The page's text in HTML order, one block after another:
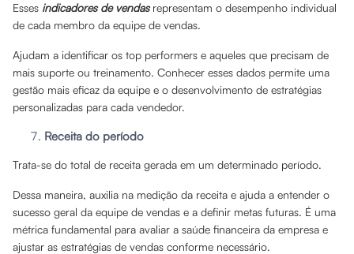
Esses indicadores de vendasrepresentam o desempenho individual
de cada membro da equipe de vendas.
Ajudam a identificar os top performers e aqueles que precisam de
mais suporte ou treinamento. Conhecer esses dados permite uma
gestão mais eficaz da equipe e o desenvolvimento de estratégias
personalizadas para cada vendedor.
Receita do período
Trata-se do total de receita gerada em um determinado período.
Dessa maneira, auxilia na medição da receita e ajuda a entender o
sucesso geral da equipe de vendas e a definir metas futuras. É uma
métrica fundamental para avaliar a saúde financeira da empresa e
ajustar as estratégias de vendas conforme necessário.